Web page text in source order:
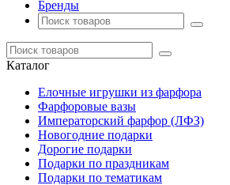
Бренды
Каталог
Елочные игрушки из фарфора
Фарфоровые вазы
Императорский фарфор (ЛФЗ)
Новогодние подарки
Дорогие подарки
Подарки по праздникам
Подарки по тематикам